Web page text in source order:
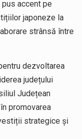
accent pe
japoneze la
strânsă între
dezvoltarea
județului
Județean
promovarea
strategice și